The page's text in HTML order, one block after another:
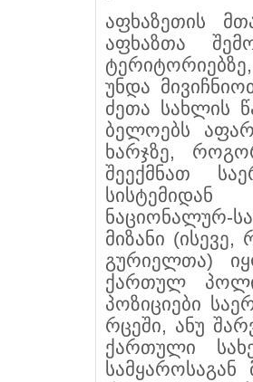
აფხაზეთის
აფხაზთა
უნდა
ძეთა სახლის
ბელოებს
ხარჯზე,
შეექმნათ
ნაციონალურ-
მიზანი
გურიელთა)
ქართულ
პოზიციები
რცეში, ანუ
ქართული